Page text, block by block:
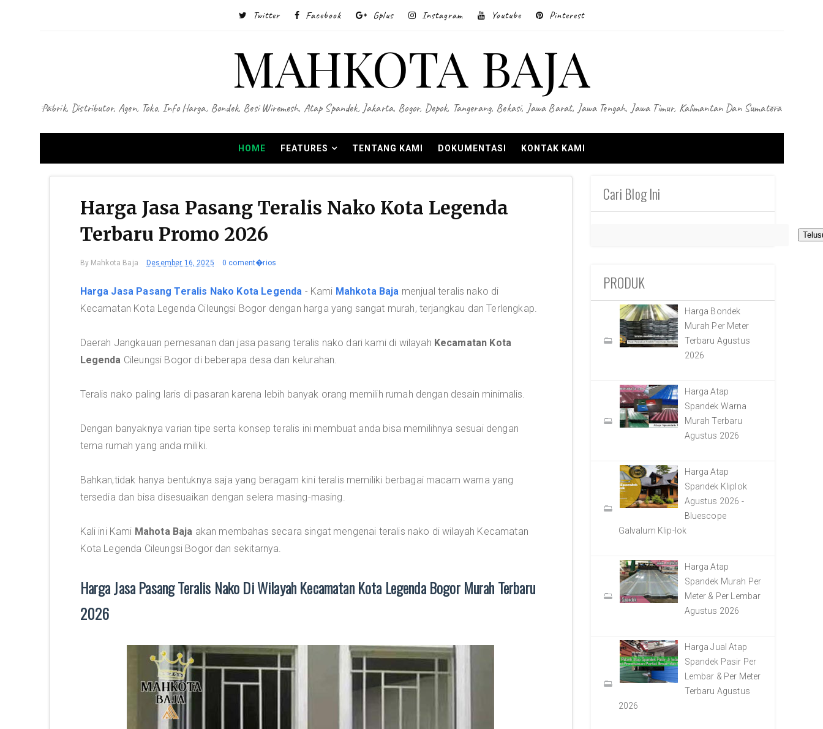
Twitter Facebook Gplus Instagram Youtube Pinterest
MAHKOTA BAJA
Pabrik, Distributor, Agen, Toko, Info Harga, Bondek, Besi Wiremesh, Atap Spandek, Jakarta, Bogor, Depok, Tangerang, Bekasi, Jawa Barat, Jawa Tengah, Jawa Timur, Kalimantan Dan Sumatera
HOME FEATURES TENTANG KAMI DOKUMENTASI KONTAK KAMI
Harga Jasa Pasang Teralis Nako Kota Legenda
Terbaru Promo 2026
By Mahkota Baja Desember 16, 2025 0 coment�rios
Harga Jasa Pasang Teralis Nako Kota Legenda - Kami Mahkota Baja menjual teralis nako di
Kecamatan Kota Legenda Cileungsi Bogor dengan harga yang sangat murah, terjangkau dan Terlengkap.
Daerah Jangkauan pemesanan dan jasa pasang teralis nako dari kami di wilayah Kecamatan Kota
Legenda Cileungsi Bogor di beberapa desa dan kelurahan.
Teralis nako paling laris di pasaran karena lebih banyak orang memilih rumah dengan desain minimalis.
Dengan banyaknya varian tipe serta konsep teralis ini membuat anda bisa memilihnya sesuai dengan
tema rumah yang anda miliki.
Bahkan,tidak hanya bentuknya saja yang beragam kini teralis memiliki berbagai macam warna yang
tersedia dan bisa disesuaikan dengan selera masing-masing.
Kali ini Kami Mahota Baja akan membahas secara singat mengenai teralis nako di wilayah Kecamatan
Kota Legenda Cileungsi Bogor dan sekitarnya.
Harga Jasa Pasang Teralis Nako Di Wilayah Kecamatan Kota Legenda Bogor Murah Terbaru
2026
Cari Blog Ini
PRODUK
Harga Bondek
Murah Per Meter
Terbaru Agustus
2026
Harga Atap
Spandek Warna
Murah Terbaru
Agustus 2026
Harga Atap
Spandek Kliplok
Agustus 2026 -
Bluescope
Galvalum Klip-lok
Harga Atap
Spandek Murah Per
Meter & Per Lembar
Agustus 2026
Harga Jual Atap
Spandek Pasir Per
Lembar & Per Meter
Terbaru Agustus
2026